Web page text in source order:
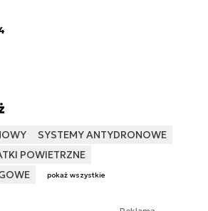
SYSTEMY ANTYDRONOWE
POWIETRZNE
pokaż wszystkie